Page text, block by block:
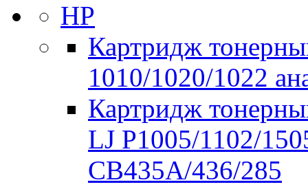
HP
Картридж
1010/1020/1022
Картридж
LJ P1005/1102/
CB435A/436/285